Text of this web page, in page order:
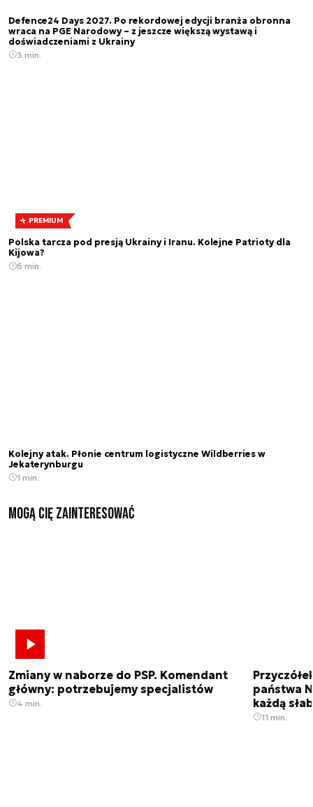
Defence24 Days 2027. Po rekordowej edycji branża obronna
wraca na PGE Narodowy – z jeszcze większą wystawą i
doświadczeniami z Ukrainy
3 min.
PREMIUM
Polska tarcza pod presją Ukrainy i Iranu. Kolejne Patrioty dla
Kijowa?
6 min.
Kolejny atak. Płonie centrum logistyczne Wildberries w
Jekaterynburgu
1 min.
Mogą Cię zainteresować
Zmiany w naborze do PSP. Komendant
główny: potrzebujemy specjalistów
4 min.
państwa
każdą
11 min.